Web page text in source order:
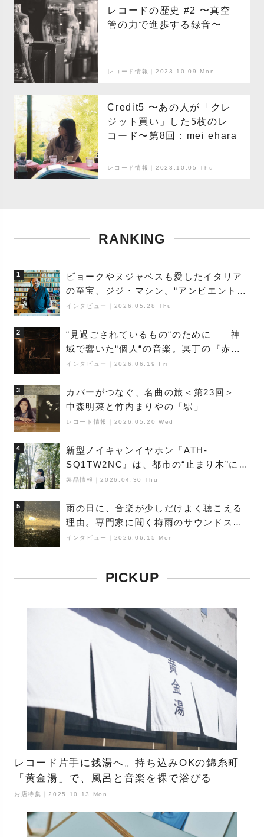
レコードの歴史 #2 〜真空
管の力で進歩する録音〜
レコード情報｜2023.10.09 Mon
Credit5 〜あの人が「クレ
ジット買い」した5枚のレ
コード〜第8回：mei ehara
レコード情報｜2023.10.05 Thu
RANKING
1
ビョークやヌジャベスも愛したイタリア
の至宝、ジジ・マシン。“アンビエントの
巨匠”が明かす創作の原点と、「動き」に
インタビュー 2026.05.28 Thu
2
“見過ごされているもの“のために――神
域で響いた“個人“の音楽。冥丁の『赤城
夜神楽』をレポート
インタビュー 2026.06.19 Fri
3
カバーがつなぐ、名曲の旅＜第23回＞
中森明菜と竹内まりやの「駅」
レコード情報 2026.05.20 Wed
4
新型ノイキャンイヤホン『ATH-
SQ1TW2NC』は、都市の“止まり木”にな
り得るーシンガーソングライター浮
製品情報 ｜2026.04.30 Thu
5
雨の日に、音楽が少しだけよく聴こえる
理由。専門家に聞く梅雨のサウンドス
ケープ
インタビュー 2026.06.15 Mon
PICKUP
レコード片手に銭湯へ。持ち込みOKの錦糸町
「黄金湯」で、風呂と音楽を裸で浴びる
お店特集｜2025.10.13 Mon